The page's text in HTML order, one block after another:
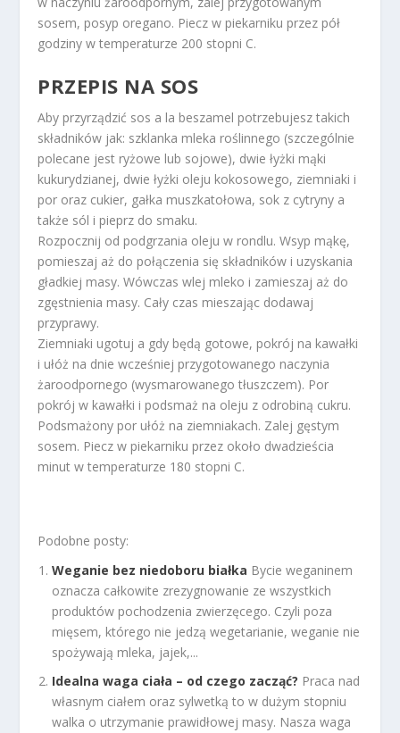
sosem, posyp oregano. Piecz w piekarniku przez pół
godziny w temperaturze 200 stopni C.
PRZEPIS NA SOS
Aby przyrządzić sos a la beszamel potrzebujesz takich
składników jak: szklanka mleka roślinnego (szczególnie
polecane jest ryżowe lub sojowe), dwie łyżki mąki
kukurydzianej, dwie łyżki oleju kokosowego, ziemniaki i
por oraz cukier, gałka muszkatołowa, sok z cytryny a
także sól i pieprz do smaku.
Rozpocznij od podgrzania oleju w rondlu. Wsyp mąkę,
pomieszaj aż do połączenia się składników i uzyskania
gładkiej masy. Wówczas wlej mleko i zamieszaj aż do
zgęstnienia masy. Cały czas mieszając dodawaj
przyprawy.
Ziemniaki ugotuj a gdy będą gotowe, pokrój na kawałki
i ułóż na dnie wcześniej przygotowanego naczynia
żaroodpornego (wysmarowanego tłuszczem). Por
pokrój w kawałki i podsmaż na oleju z odrobiną cukru.
Podsmażony por ułóż na ziemniakach. Zalej gęstym
sosem. Piecz w piekarniku przez około dwadzieścia
minut w temperaturze 180 stopni C.
Podobne posty:
Weganie bez niedoboru białka Bycie weganinem
oznacza całkowite zrezygnowanie ze wszystkich
produktów pochodzenia zwierzęcego. Czyli poza
mięsem, którego nie jedzą wegetarianie, weganie nie
spożywają mleka, jajek,...
Idealna waga ciała – od czego zacząć? Praca nad
własnym ciałem oraz sylwetką to w dużym stopniu
walka o utrzymanie prawidłowej masy. Nasza waga